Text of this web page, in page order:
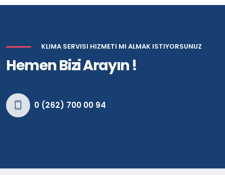
KLIMA SERVISI HIZMETI MI ALMAK ISTIYORSUNUZ
Hemen Bizi Arayın !
0 (262) 700 00 94